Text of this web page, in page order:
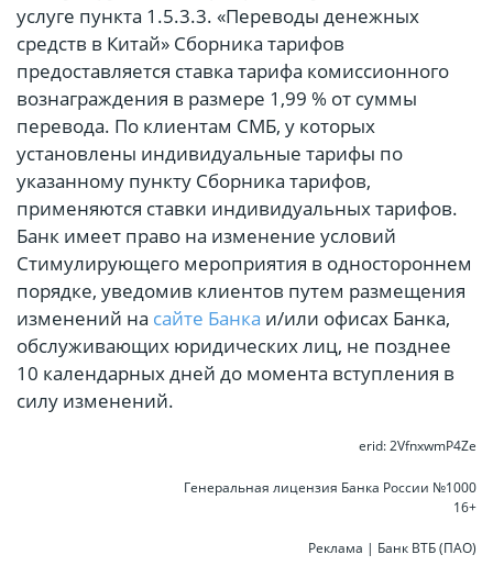
услуге пункта 1.5.3.3. «Переводы денежных
средств в Китай» Сборника тарифов
предоставляется ставка тарифа комиссионного
вознаграждения в размере 1,99 % от суммы
перевода. По клиентам СМБ, у которых
установлены индивидуальные тарифы по
указанному пункту Сборника тарифов,
применяются ставки индивидуальных тарифов.
Банк имеет право на изменение условий
Стимулирующего мероприятия в одностороннем
порядке, уведомив клиентов путем размещения
изменений на сайте Банка и/или офисах Банка,
обслуживающих юридических лиц, не позднее
10 календарных дней до момента вступления в
силу изменений.
erid: 2VfnxwmP4Ze
Генеральная лицензия Банка России №1000
16+
Реклама | Банк ВТБ (ПАО)